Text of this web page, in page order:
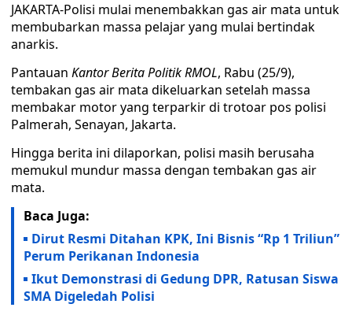
JAKARTA-Polisi mulai menembakkan gas air mata untuk
membubarkan massa pelajar yang mulai bertindak
anarkis.
Pantauan Kantor Berita Politik RMOL, Rabu (25/9),
tembakan gas air mata dikeluarkan setelah massa
membakar motor yang terparkir di trotoar pos polisi
Palmerah, Senayan, Jakarta.
Hingga berita ini dilaporkan, polisi masih berusaha
memukul mundur massa dengan tembakan gas air
mata.
Baca Juga:
Dirut Resmi Ditahan KPK, Ini Bisnis “Rp 1 Triliun”
Perum Perikanan Indonesia
Ikut Demonstrasi di Gedung DPR, Ratusan Siswa
SMA Digeledah Polisi